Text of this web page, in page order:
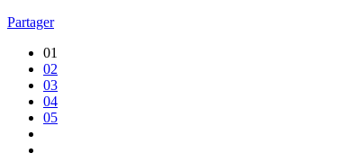
Partager
01
02
03
04
05